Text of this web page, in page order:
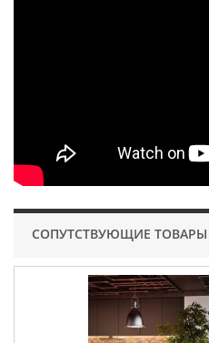
СОПУТСТВУЮЩИЕ ТОВАРЫ